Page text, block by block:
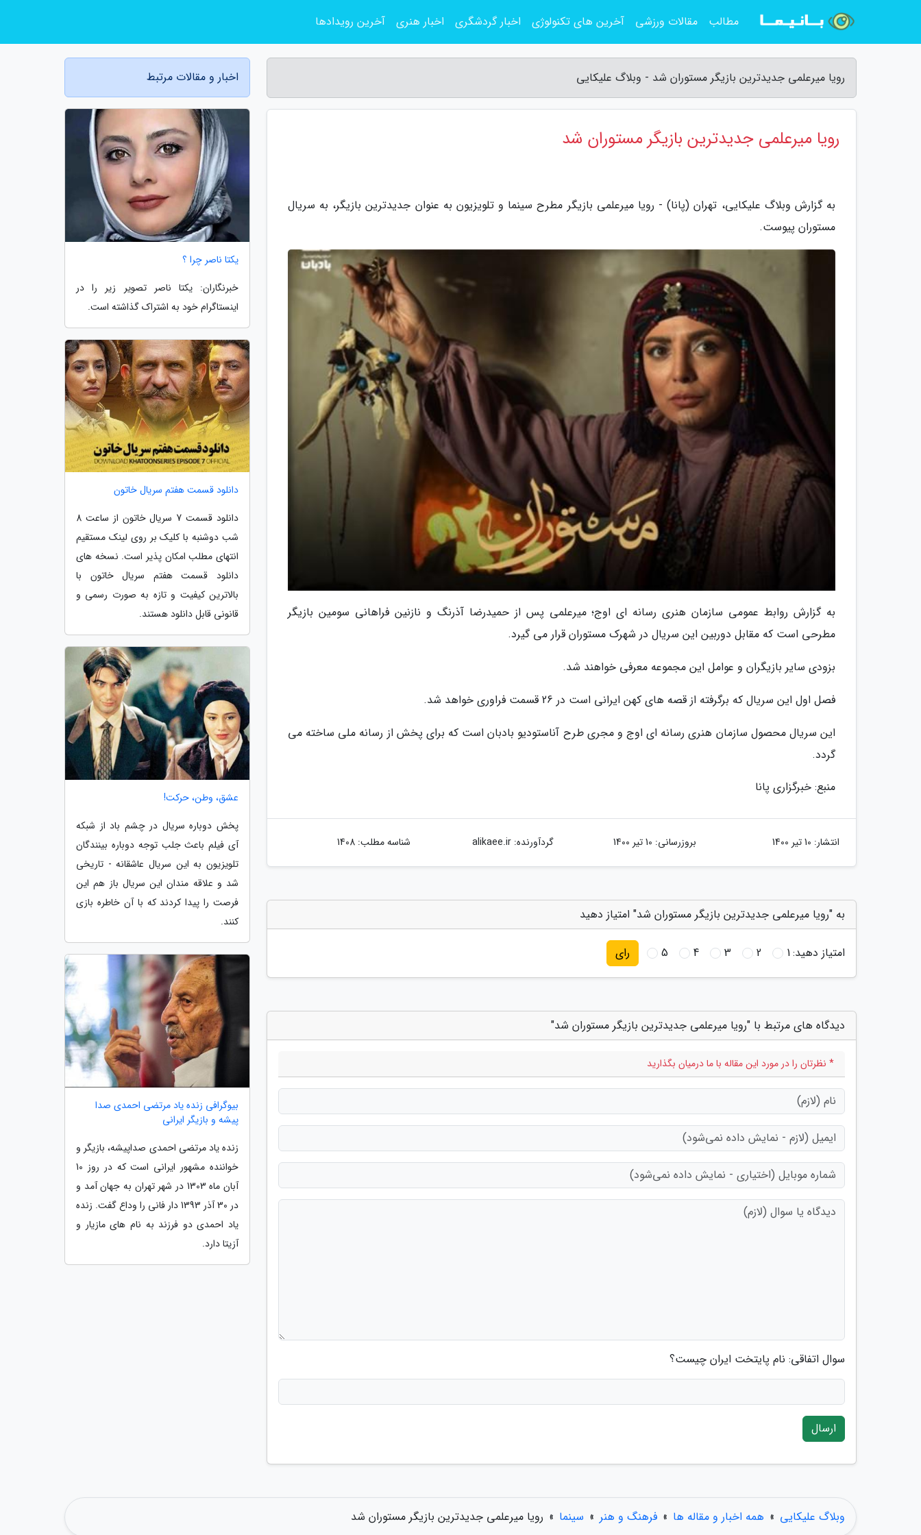
رویا میرعلمی جدیدترین بازیگر مستوران شد - وبلاگ علیکایی
رویا میرعلمی جدیدترین بازیگر مستوران شد
به گزارش وبلاگ علیکایی، تهران (پانا) - رویا میرعلمی بازیگر مطرح سینما و تلویزیون به عنوان جدیدترین بازیگر، به سریال
مستوران پیوست.
به گزارش روابط عمومی سازمان هنری رسانه ای اوج؛ میرعلمی پس از حمیدرضا آذرنگ و نازنین فراهانی سومین بازیگر
مطرحی است که مقابل دوربین این سریال در شهرک مستوران قرار می گیرد.
بزودی سایر بازیگران و عوامل این مجموعه معرفی خواهند شد.
فصل اول این سریال که برگرفته از قصه های کهن ایرانی است در 26 قسمت فراوری خواهد شد.
این سریال محصول سازمان هنری رسانه ای اوج و مجری طرح آناستودیو بادبان است که برای پخش از رسانه ملی ساخته می
گردد.
منبع: خبرگزاری پانا
انتشار: 10 تیر 1400 بروزرسانی: 10 تیر 1400 گردآورنده:alikaee.ir شناسه مطلب: 1408
به "رویا میرعلمی جدیدترین بازیگر مستوران شد" امتیاز دهید
امتیاز دهید:1
2
3
4
5 رای
دیدگاه های مرتبط با "رویا میرعلمی جدیدترین بازیگر مستوران شد"
* نظرتان را در مورد این مقاله با ما درمیان بگذارید
سوال اتفاقی: نام پایتخت ایران چیست؟
ارسال
اخبار و مقالات مرتبط
یکتا ناصر چرا ؟
خبرنگاران: یکتا ناصر تصویر زیر را در
اینستاگرام خود به اشتراک گذاشته است.
دانلود قسمت هفتم سریال خاتون
دانلود قسمت 7 سریال خاتون از ساعت 8
شب دوشنبه با کلیک بر روی لینک مستقیم
انتهای مطلب امکان پذیر است. نسخه های
دانلود قسمت هفتم سریال خاتون با
بالاترین کیفیت و تازه به صورت رسمی و
قانونی قابل دانلود هستند.
عشق، وطن، حرکت!
پخش دوباره سریال در چشم باد از شبکه
آی فیلم باعث جلب توجه دوباره بینندگان
تلویزیون به این سریال عاشقانه - تاریخی
شد و علاقه مندان این سریال باز هم این
فرصت را پیدا کردند که با آن خاطره بازی
کنند.
بیوگرافی زنده یاد مرتضی احمدی صدا
پیشه و بازیگر ایرانی
زنده یاد مرتضی احمدی صداپیشه، بازیگر و
خواننده مشهور ایرانی است که در روز 10
آبان ماه 1303 در شهر تهران به جهان آمد و
در 30 آذر 1393 دار فانی را وداع گفت. زنده
یاد احمدی دو فرزند به نام های مازیار و
آزیتا دارد.
وبلاگ علیکایی » همه اخبار و مقاله ها » فرهنگ و هنر » سینما » رویا میرعلمی جدیدترین بازیگر مستوران شد
مطالب مقالات ورزشی آخرین های تکنولوژی اخبار گردشگری اخبار هنری آخرین رویدادها